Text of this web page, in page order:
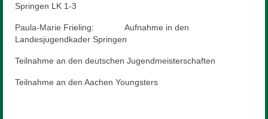
Springen LK 1-3
Paula-Marie Frieling: Aufnahme in den
Landesjugendkader Springen
Teilnahme an den deutschen Jugendmeisterschaften
Teilnahme an den Aachen Youngsters